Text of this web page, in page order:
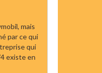
mais
par ce qui
qui
existe en